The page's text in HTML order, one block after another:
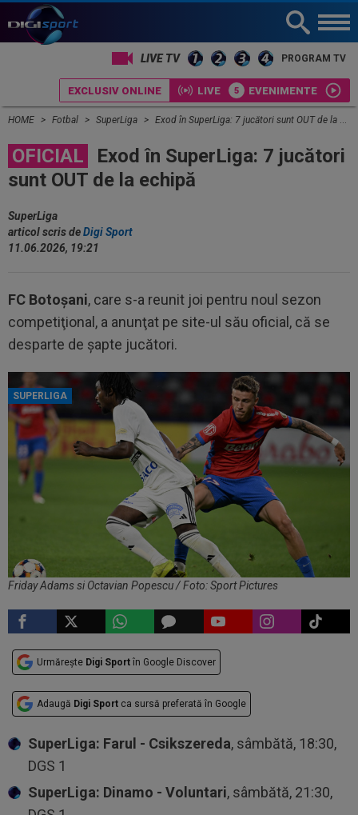
LIVE TV PROGRAM TV
EXCLUSIV ONLINE LIVE EVENIMENTE
HOME Fotbal SuperLiga Exod în SuperLiga: 7 jucători sunt OUT de la echipă
OFICIAL
Exod în SuperLiga: 7 jucători
sunt OUT de la echipă
SuperLiga
articol scris deDigi Sport
11.06.2026, 19:21
FC Botoşani, care s-a reunit joi pentru noul sezon
competiţional, a anunţat pe site-ul său oficial, că se
desparte de şapte jucători.
SUPERLIGA
Friday Adams si Octavian Popescu / Foto: Sport Pictures
Urmărește Digi Sport în Google Discover
Adaugă Digi Sport ca sursă preferată în Google
SuperLiga: Farul - Csikszereda, sâmbătă, 18:30,
DGS 1
SuperLiga: Dinamo - Voluntari, sâmbătă, 21:30,